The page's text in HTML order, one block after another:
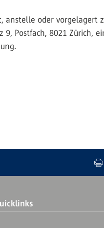
anstelle oder vorgelagert
Postfach, 8021 Zürich,